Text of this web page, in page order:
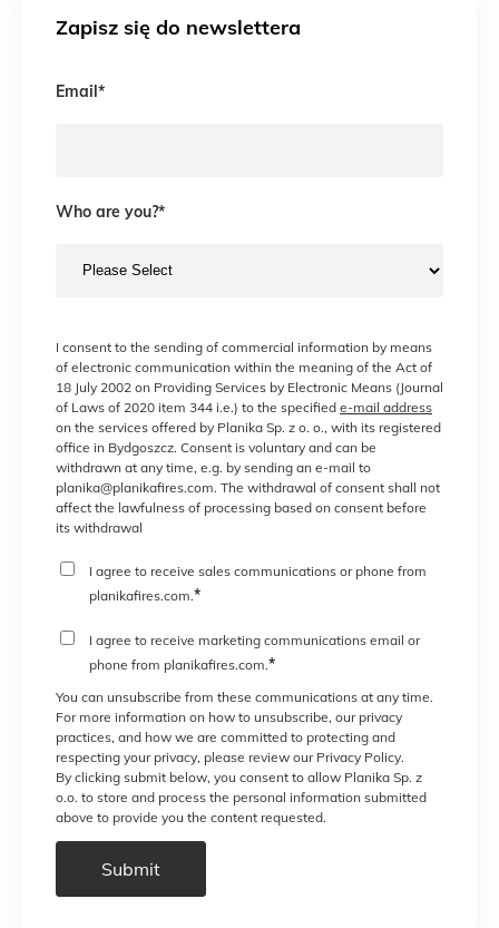
Zapisz się do newslettera
Email*
Who are you?*
I consent to the sending of commercial information by means
of electronic communication within the meaning of the Act of
18 July 2002 on Providing Services by Electronic Means (Journal
of Laws of 2020 item 344 i.e.) to the specified e-mail address
on the services offered by Planika Sp. z o. o., with its registered
office in Bydgoszcz. Consent is voluntary and can be
withdrawn at any time, e.g. by sending an e-mail to
planika@planikafires.com. The withdrawal of consent shall not
affect the lawfulness of processing based on consent before
its withdrawal
I agree to receive sales communications or phone from
planikafires.com.*
I agree to receive marketing communications email or
phone from planikafires.com.*
You can unsubscribe from these communications at any time.
For more information on how to unsubscribe, our privacy
practices, and how we are committed to protecting and
respecting your privacy, please review our Privacy Policy.
By clicking submit below, you consent to allow Planika Sp. z
o.o. to store and process the personal information submitted
above to provide you the content requested.